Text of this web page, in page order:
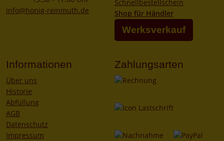
info@honig-reinmuth.de
Schnellbestellschein
Shop für Händler
Werksverkauf
Informationen
Über uns
Historie
Abfüllung
AGB
Datenschutz
Impressum
Zahlungsarten